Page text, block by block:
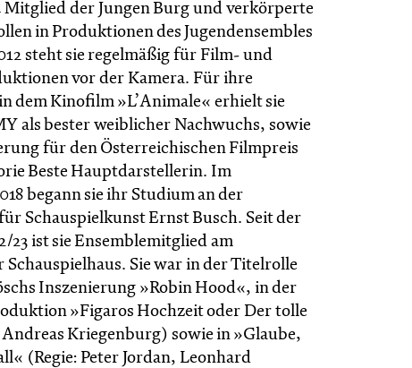
Mitglied der Jungen Burg und verkörperte
in Produktionen des Jugendensembles
steht sie regelmäßig für Film- und
vor der Kamera. Für ihre
dem Kinofilm »L’Animale« erhielt sie
als bester weiblicher Nachwuchs, sowie
für den Österreichischen Filmpreis
Beste Hauptdarstellerin. Im
begann sie ihr Studium an der
Schauspielkunst Ernst Busch. Seit der
23 ist sie Ensemblemitglied am
Schauspielhaus. Sie war in der Titelrolle
Inszenierung »Robin Hood«, in der
»Figaros Hochzeit oder Der tolle
Andreas Kriegenburg) sowie in »Glaube,
(Regie: Peter Jordan, Leonhard